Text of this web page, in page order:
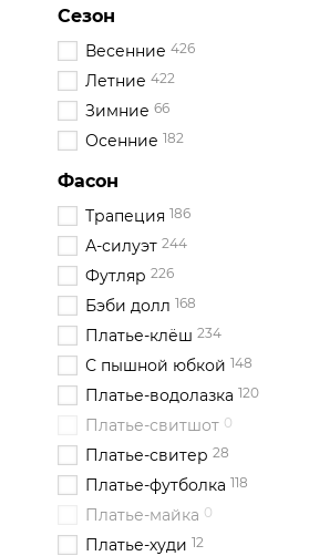
Сезон
Весенние 426
Летние 422
Зимние 66
Осенние 182
Фасон
Трапеция 186
А-силуэт 244
Футляр 226
Бэби долл 168
Платье-клёш 234
С пышной юбкой 148
Платье-водолазка 120
Платье-свитшот 0
Платье-свитер 28
Платье-футболка 118
Платье-майка 0
Платье-худи 12